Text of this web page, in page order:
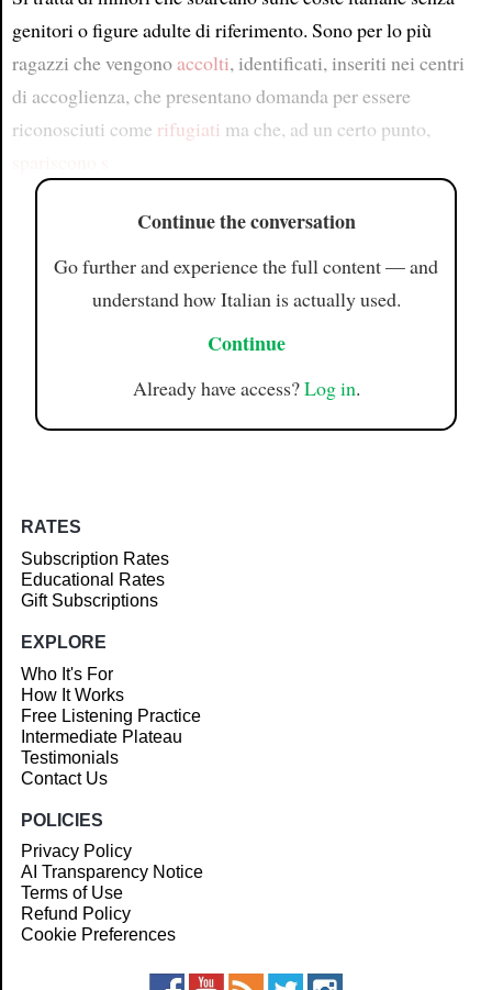
genitori o figure adulte di riferimento. Sono per lo più
ragazzi che vengonoaccolti, identificati, inseriti nei centri
di accoglienza, che presentano domanda per essere
riconosciuti come rifugiati ma che, ad un certo punto,
Continue the conversation
Go further and experience the full content — and
understand how Italian is actually used.
Continue
Already have access?Log in.
RATES
Subscription Rates
Educational Rates
Gift Subscriptions
EXPLORE
Who It's For
How It Works
Free Listening Practice
Intermediate Plateau
Testimonials
Contact Us
POLICIES
Privacy Policy
AI Transparency Notice
Terms of Use
Refund Policy
Cookie Preferences